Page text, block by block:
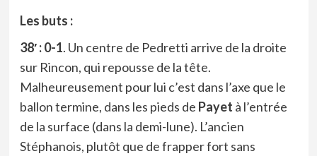
Les buts :
38′ : 0-1. Un centre de Pedretti arrive de la droite
sur Rincon, qui repousse de la tête.
Malheureusement pour lui c’est dans l’axe que le
ballon termine, dans les pieds de Payet à l’entrée
de la surface (dans la demi-lune). L’ancien
Stéphanois, plutôt que de frapper fort sans